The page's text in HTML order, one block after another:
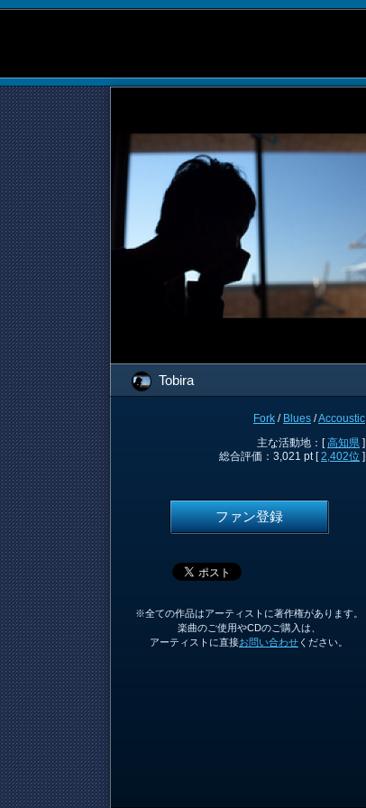
Tobira
Fork / Blues /Accoustic
主な活動地：[高知県 ]
総合評価：3,021 pt [2,402位 ]
ファン登録
※全ての作品はアーティストに著作権があります。
楽曲のご使用やCDのご購入は、
アーティストに直接お問い合わせ ください。